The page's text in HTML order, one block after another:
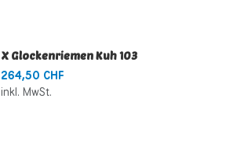
X Glockenriemen Kuh 103
264,50 CHF
inkl. MwSt.